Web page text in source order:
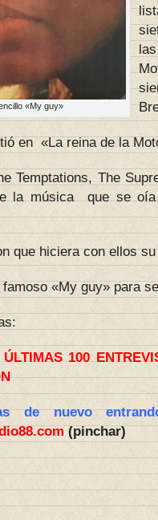
«My guy»
en «La reina de la
Temptations, The
la música que se
que hiciera con ellos
«My guy» para
100
de nuevo
(pinchar)